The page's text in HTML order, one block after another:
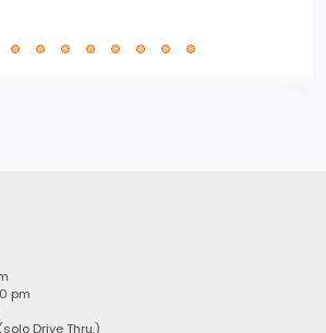
pm
Drive Thru.)